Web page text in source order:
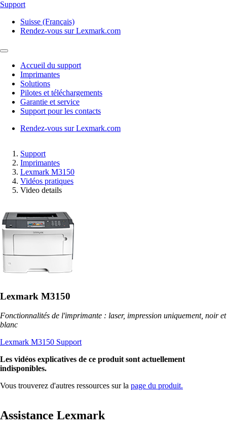
Support
Suisse (Français)
Rendez-vous sur Lexmark.com
Accueil du support
Imprimantes
Solutions
Pilotes et téléchargements
Garantie et service
Support pour les contacts
Rendez-vous sur Lexmark.com
Support
Imprimantes
Lexmark M3150
Vidéos pratiques
Video details
Lexmark M3150
Fonctionnalités de l'imprimante : laser, impression uniquement, noir et
blanc
Lexmark M3150 Support
Les vidéos explicatives de ce produit sont actuellement
indisponibles.
Vous trouverez d'autres ressources sur la page du produit.
Assistance Lexmark